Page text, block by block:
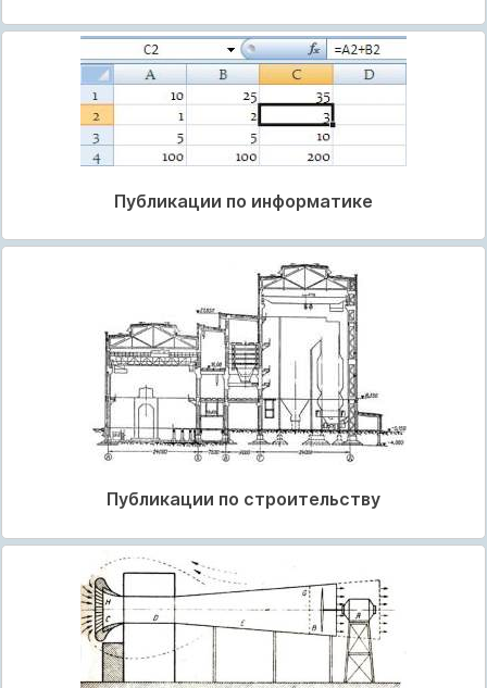
Публикации по информатике
Публикации по строительству